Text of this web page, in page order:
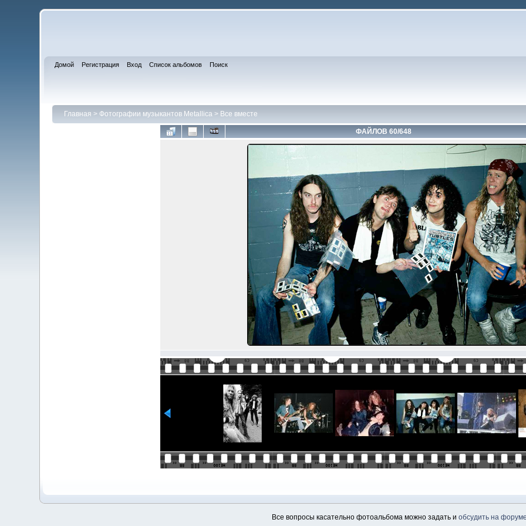
Домой Регистрация Вход Список альбомов Поиск
Главная > Фотографии музыкантов Metallica> Все вместе
ФАЙЛОВ 60/648
Все вопросы касательно фотоальбома можно задать и обсудить на